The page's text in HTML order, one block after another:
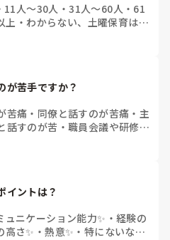
11人～30人 ・31人～60人 ・ 61
上 ・ わからない、土曜保育はな
が苦手ですか？
苦痛 ・ 同僚と話すのが苦痛 ・ 主
話すのが苦 ・ 職員会議や研修場
ください)
イントは？
ュニケーション能力✨ ・ 経験の
高さ✨ ・熱意✨ ・ 特にないな・